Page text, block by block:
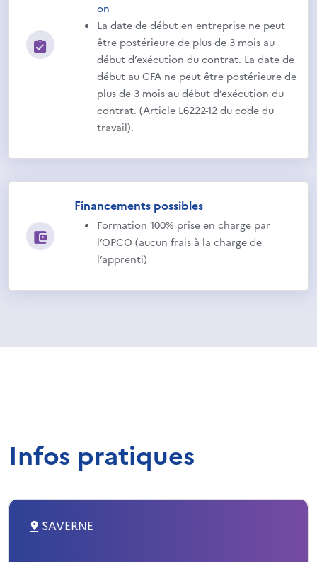
on
La date de début en entreprise ne peut
être postérieure de plus de 3 mois au
début d’exécution du contrat. La date de
début au CFA ne peut être postérieure de
plus de 3 mois au début d’exécution du
contrat. (Article L6222-12 du code du
travail).
Financements possibles
Formation 100% prise en charge par
l’OPCO (aucun frais à la charge de
l’apprenti)
Infos pratiques
SAVERNE